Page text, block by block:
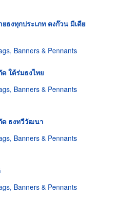
ธงทุกประเภท ตงก๊วน มีเดีย
Banners & Pennants
ใต้ร่มธงไทย
Banners & Pennants
ด ธงทวีวัฒนา
Banners & Pennants
Banners & Pennants